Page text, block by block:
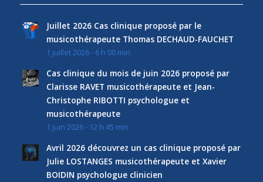
Juillet 2026 Cas clinique proposé par le
musicothérapeute Thomas DECHAUD-FAUCHET
1 juillet 2026 - 6 h 00 min
Cas clinique du mois de juin 2026 proposé par
Clarisse RAVET musicothérapeute et Jean-
Christophe RIBOTTI psychologue et
musicothérapeute
1 juin 2026 - 12 h 45 min
Avril 2026 découvrez un cas clinique proposé par
Julie LOSTANGES musicothérapeute et Xavier
BOIDIN psychologue clinicien